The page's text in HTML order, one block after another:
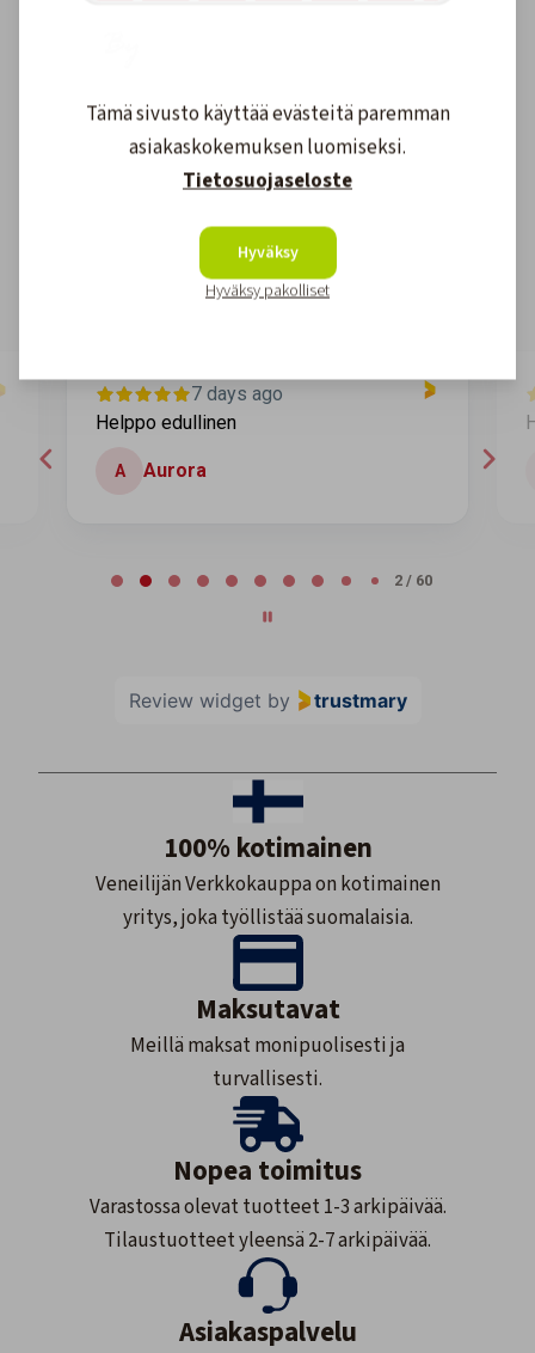
Asiakkaidemme kokemuksia
Kirjoita arvostelu
7 days ago
Helppo edullinen
A Aurora
2 / 60
Review widget by trustmary
100% kotimainen
Veneilijän Verkkokauppa on kotimainen
yritys, joka työllistää suomalaisia.
Maksutavat
Meillä maksat monipuolisesti ja
turvallisesti.
Nopea toimitus
Varastossa olevat tuotteet 1-3 arkipäivää.
Tilaustuotteet yleensä 2-7 arkipäivää.
Asiakaspalvelu
Tämä sivusto käyttää evästeitä paremman
asiakaskokemuksen luomiseksi.
Tietosuojaseloste
Hyväksy
Hyväksy pakolliset